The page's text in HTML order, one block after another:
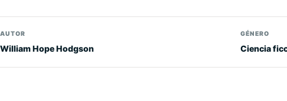
AUTOR
William Hope Hodgson
GÉNERO
Ciencia